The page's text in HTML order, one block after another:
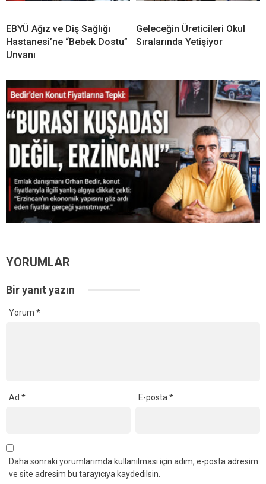
EBYÜ Ağız ve Diş Sağlığı
Hastanesi’ne “Bebek Dostu”
Unvanı
Geleceğin Üreticileri Okul
Sıralarında Yetişiyor
YORUMLAR
Bir yanıt yazın
Yorum *
Ad * E-posta*
Daha sonraki yorumlarımda kullanılması için adım, e-posta adresim
ve site adresim bu tarayıcıya kaydedilsin.